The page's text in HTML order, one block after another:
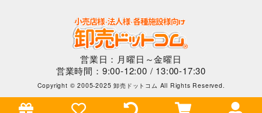
営業日：月曜日～金曜日
営業時間：9:00-12:00 / 13:00-17:30
Copyright © 2005-2025 卸売ドットコム All Rights Reserved.